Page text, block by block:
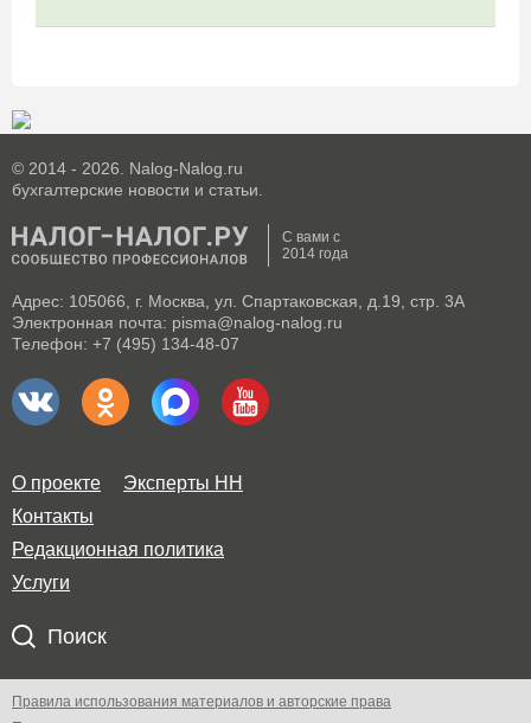
© 2014 - 2026. Nalog-Nalog.ru
бухгалтерские новости и статьи.
С вами с
2014 года
Адрес: 105066, г. Москва, ул. Спартаковская, д.19, стр. 3А
Электронная почта: pisma@nalog-nalog.ru
Телефон: +7 (495) 134-48-07
О проекте
Эксперты НН
Контакты
Редакционная политика
Услуги
Поиск
Правила использования материалов и авторские права